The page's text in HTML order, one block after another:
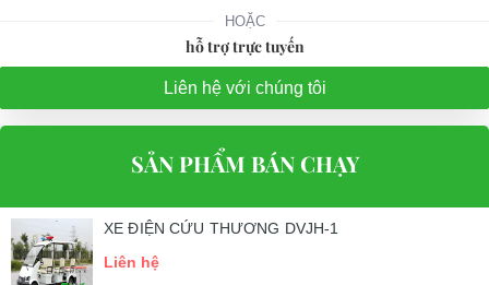
HOẶC
hỗ trợ trực tuyến
Liên hệ với chúng tôi
SẢN PHẨM BÁN CHẠY
XE ĐIỆN CỨU THƯƠNG DVJH-1
Liên hệ